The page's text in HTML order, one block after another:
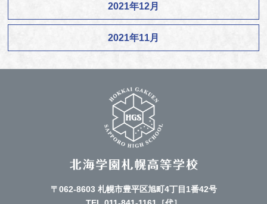
2021年12月
2021年11月
〒062-8603 札幌市豊平区旭町4丁目1番42号